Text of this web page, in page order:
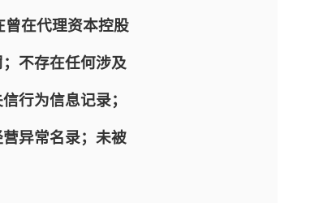
在代理资本控股
不存在任何涉及
行为信息记录；
异常名录；未被